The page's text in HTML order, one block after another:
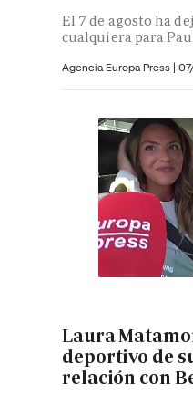
El 7 de agosto ha
cualquiera para
Agencia Europa Press |
Laura
deportivo de
relación con